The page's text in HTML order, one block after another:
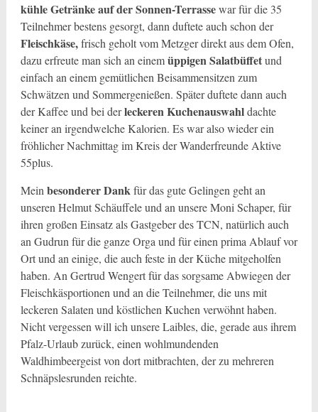
kühle Getränke auf der Sonnen-Terrassewar für die 35
Teilnehmer bestens gesorgt, dann duftete auch schon der
Fleischkäse,frisch geholt vom Metzger direkt aus dem Ofen,
dazu erfreute man sich an einemüppigen Salatbüffetund
einfach an einem gemütlichen Beisammensitzen zum
Schwätzen und Sommergenießen. Später duftete dann auch
der Kaffee und bei derleckeren Kuchenauswahldachte
keiner an irgendwelche Kalorien. Es war also wieder ein
fröhlicher Nachmittag im Kreis der Wanderfreunde Aktive
55plus.
Mein besonderer Dankfür das gute Gelingen geht an
unseren Helmut Schäuffele und an unsere Moni Schaper, für
ihren großen Einsatz als Gastgeber des TCN, natürlich auch
an Gudrun für die ganze Orga und für einen prima Ablauf vor
Ort und an einige, die auch feste in der Küche mitgeholfen
haben. An Gertrud Wengert für das sorgsame Abwiegen der
Fleischkäsportionen und an die Teilnehmer, die uns mit
leckeren Salaten und köstlichen Kuchen verwöhnt haben.
Nicht vergessen will ich unsere Laibles, die, gerade aus ihrem
Pfalz-Urlaub zurück, einen wohlmundenden
Waldhimbeergeist von dort mitbrachten, der zu mehreren
Schnäpslesrunden reichte.